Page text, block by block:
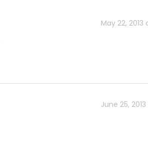
May 22, 2013
June 25, 2013